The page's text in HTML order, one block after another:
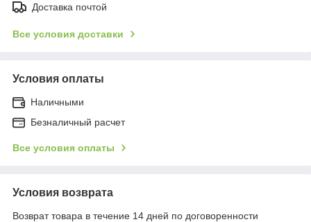
Доставка почтой
Все условия доставки
Условия оплаты
Наличными
Безналичный расчет
Все условия оплаты
Условия возврата
Возврат товара в течение 14 дней по договоренности